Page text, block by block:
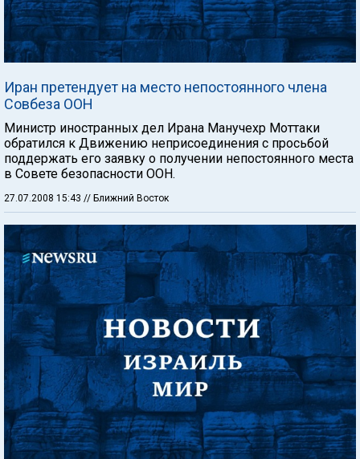
Иран претендует на место непостоянного члена
Совбеза ООН
Министр иностранных дел Ирана Манучехр Моттаки
обратился к Движению неприсоединения с просьбой
поддержать его заявку о получении непостоянного места
в Совете безопасности ООН.
27.07.2008 15:43 // Ближний Восток